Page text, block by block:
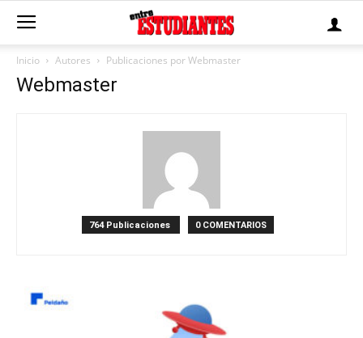
Inicio Autores Publicaciones por Webmaster
Webmaster
764 Publicaciones 0 COMENTARIOS